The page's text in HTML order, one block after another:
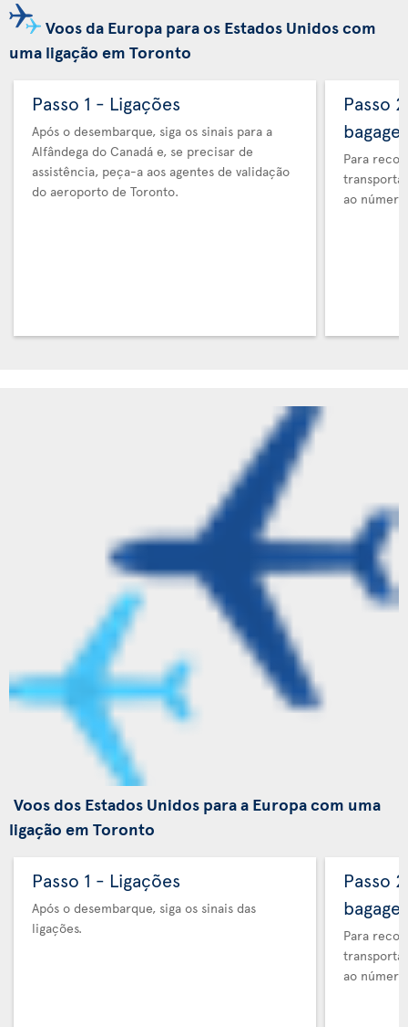
Voos da Europa para os Estados Unidos com
uma ligação em Toronto
Passo 1 - Ligações
Após o desembarque, siga os sinais para a
Alfândega do Canadá e, se precisar de
assistência, peça-a aos agentes de validação
do aeroporto de Toronto.
Passo
Para
ao
Voos dos Estados Unidos para a Europa com uma
ligação em Toronto
Passo 1 - Ligações
Após o desembarque, siga os sinais das
ligações.
Passo
Para
ao